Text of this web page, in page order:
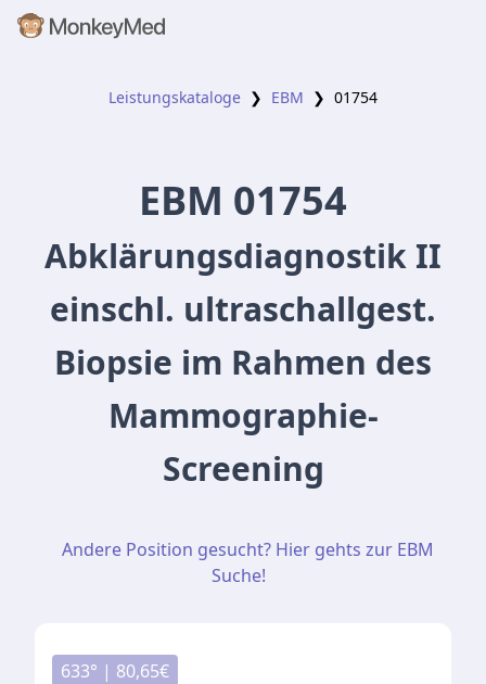
Leistungskataloge ❯ EBM ❯ 01754
EBM 01754
Abklärungsdiagnostik II
einschl. ultraschallgest.
Biopsie im Rahmen des
Mammographie-
Screening
Andere Position gesucht? Hier gehts zur EBM
Suche!
633° | 80,65€